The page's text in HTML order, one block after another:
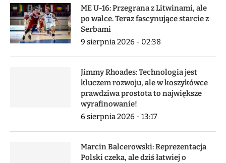
ME U-16: Przegrana z Litwinami, ale
po walce. Teraz fascynujące starcie z
Serbami
9 sierpnia 2026 - 02:38
Jimmy Rhoades: Technologia jest
kluczem rozwoju, ale w koszykówce
prawdziwa prostota to największe
wyrafinowanie!
6 sierpnia 2026 - 13:17
Marcin Balcerowski: Reprezentacja
Polski czeka, ale dziś łatwiej o